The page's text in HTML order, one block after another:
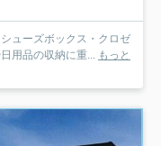
ューズボックス・クロゼ
用品の収納に重... もっと